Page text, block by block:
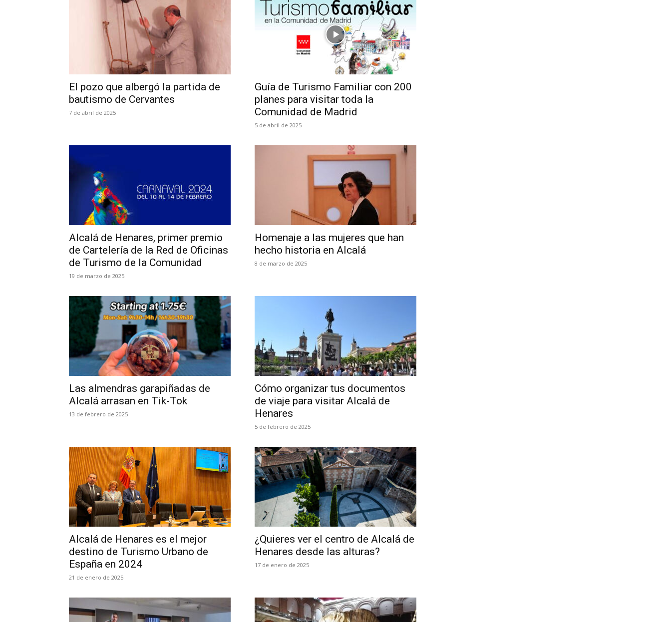
El pozo que albergó la partida de
bautismo de Cervantes
7 de abril de 2025
Guía de Turismo Familiar con 200
planes para visitar toda la
Comunidad de Madrid
5 de abril de 2025
Alcalá de Henares, primer premio
de Cartelería de la Red de Oficinas
de Turismo de la Comunidad
19 de marzo de 2025
Homenaje a las mujeres que han
hecho historia en Alcalá
8 de marzo de 2025
Las almendras garapiñadas de
Alcalá arrasan en Tik-Tok
13 de febrero de 2025
Cómo organizar tus documentos
de viaje para visitar Alcalá de
Henares
5 de febrero de 2025
Alcalá de Henares es el mejor
destino de Turismo Urbano de
España en 2024
21 de enero de 2025
¿Quieres ver el centro de Alcalá de
Henares desde las alturas?
17 de enero de 2025